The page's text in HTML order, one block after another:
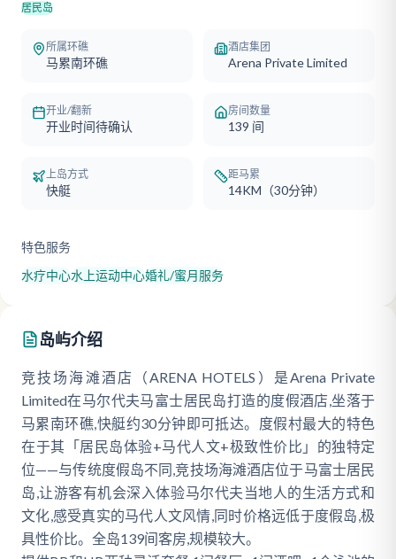
居民岛
所属环礁
马累南环礁
酒店集团
Arena Private Limited
开业/翻新
开业时间待确认
房间数量
139 间
上岛方式
快艇
距马累
14KM（30分钟）
特色服务
水疗中心水上运动中心婚礼/蜜月服务
岛屿介绍
竞技场海滩酒店（ARENA HOTELS）是Arena Private
Limited在马尔代夫马富士居民岛打造的度假酒店,坐落于
马累南环礁,快艇约30分钟即可抵达。度假村最大的特色
在于其「居民岛体验+马代人文+极致性价比」的独特定
位——与传统度假岛不同,竞技场海滩酒店位于马富士居民
岛,让游客有机会深入体验马尔代夫当地人的生活方式和
文化,感受真实的马代人文风情,同时价格远低于度假岛,极
具性价比。全岛139间客房,规模较大。